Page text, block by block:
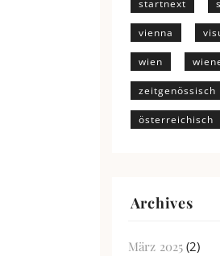
startnext
vienna
wien
zeitgenössisch
österreichisch
Archives
März 2025 (2)